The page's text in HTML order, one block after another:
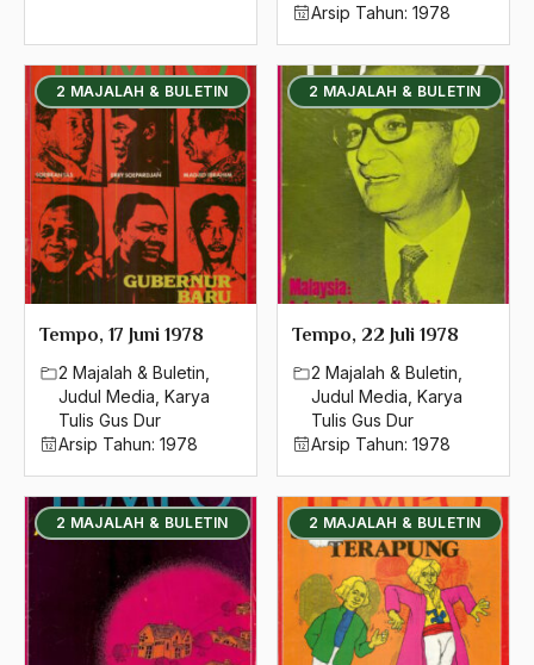
Arsip Tahun: 1978
2 MAJALAH & BULETIN
Tempo, 17 Juni 1978
2 Majalah & Buletin
Judul Media Karya
Tulis Gus Dur
Arsip Tahun: 1978
2 MAJALAH & BULETIN
Tempo, 22 Juli 1978
2 Majalah & Buletin
Judul Media Karya
Tulis Gus Dur
Arsip Tahun: 1978
2 MAJALAH & BULETIN 2 MAJALAH & BULETIN
1994
1993
1992
1991
1990
1989
1988
1987
1986
1985
1984
Adagium
Adaptif Islam
adat
Adat dan Syari'at
Adat Ngada
Adat Pra-Islam
Adat Siri
Adi Sasono
Adil dan Makmur
Adipati Unus
Administrasi Negara
Adnan Buyung Nasution